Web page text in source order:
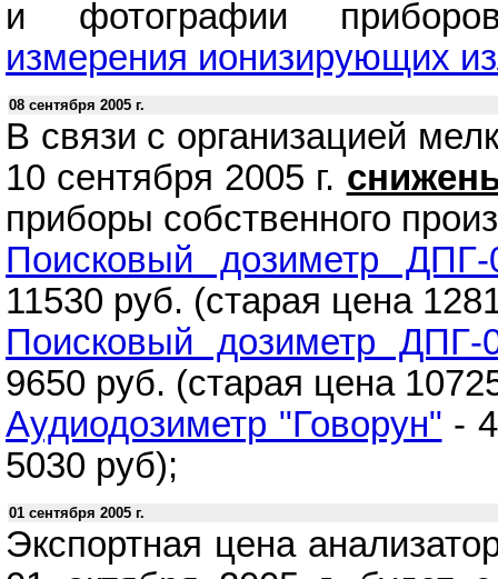
и фотографии
измерения ионизирующих
08 сентября 2005 г.
В связи с организацией
10 сентября 2005 г.
приборы собственного
Поисковый дозиметр
11530 руб. (старая цена
Поисковый дозиметр ДПГ-
9650 руб. (старая цена
Аудиодозиметр "Говорун" -
5030 руб);
01 сентября 2005 г.
Экспортная цена